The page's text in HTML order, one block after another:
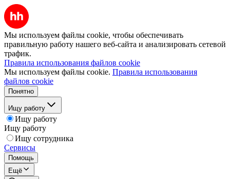
Мы используем файлы cookie, чтобы обеспечивать
правильную работу нашего веб-сайта и анализировать сетевой
трафик.
Правила использования файлов cookie
Мы используем файлы cookie. Правила использования
файлов cookie
Понятно
Ищу работу
Ищу работу
Ищу работу
Ищу сотрудника
Сервисы
Помощь
Ещё